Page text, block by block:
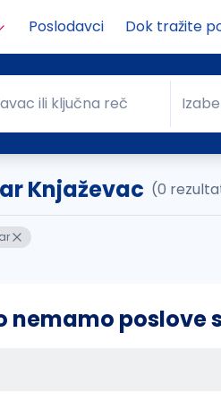
Poslodavci Dok tražite
ili ključna reč
ili ključna reč Grad
Knjaževac (0
nemamo poslove